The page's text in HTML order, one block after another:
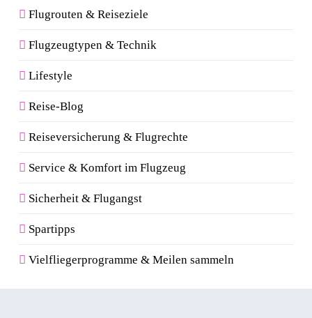
Flugrouten & Reiseziele
Flugzeugtypen & Technik
Lifestyle
Reise-Blog
Reiseversicherung & Flugrechte
Service & Komfort im Flugzeug
Sicherheit & Flugangst
Spartipps
Vielfliegerprogramme & Meilen sammeln